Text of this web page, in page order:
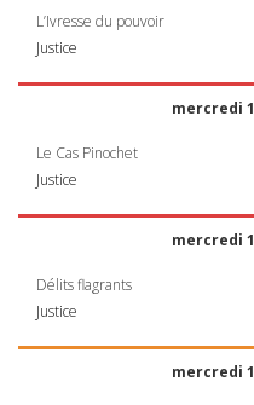
L’Ivresse du pouvoir
Justice
mercredi
Le Cas Pinochet
Justice
mercredi
Délits flagrants
Justice
mercredi